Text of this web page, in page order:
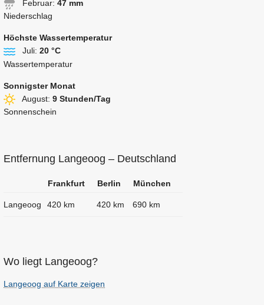
Februar: 47 mm
Niederschlag
Höchste Wassertemperatur
Juli: 20 °C
Wassertemperatur
Sonnigster Monat
August: 9 Stunden/Tag
Sonnenschein
Entfernung Langeoog – Deutschland
Frankfurt Berlin München
Langeoog 420 km 420 km 690 km
Wo liegt Langeoog?
Langeoog auf Karte zeigen